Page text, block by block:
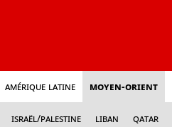
Amérique latine Moyen-Orient
Israël/Palestine Liban Qatar